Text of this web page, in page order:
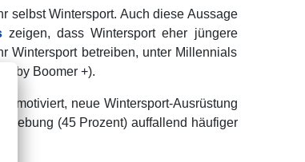
selbst Wintersport. Auch diese Aussage
zeigen, dass Wintersport eher jüngere
Wintersport betreiben, unter Millennials
Boomer +).
motiviert, neue Wintersport-Ausrüstung
(45 Prozent) auffallend häufiger